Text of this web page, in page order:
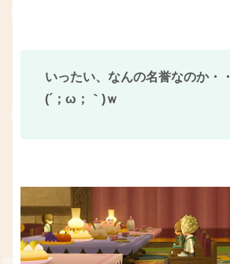
いったい、なんの名誉なのか・・
(´；ω；｀)ｗ